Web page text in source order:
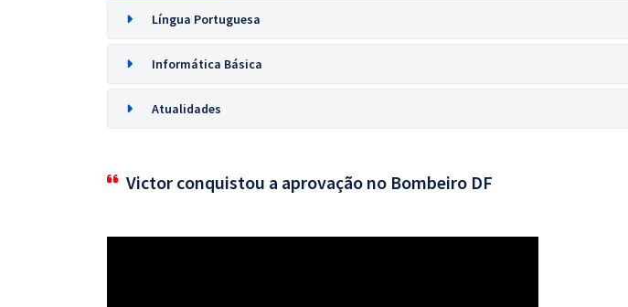
Língua Portuguesa
Informática Básica
Atualidades
Victor conquistou a aprovação no Bombeiro DF